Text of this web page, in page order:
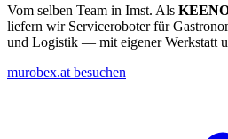
Vom selben Team in Imst. Als
liefern wir Serviceroboter für
und Logistik — mit eigener Werkstatt
murobex.at besuchen